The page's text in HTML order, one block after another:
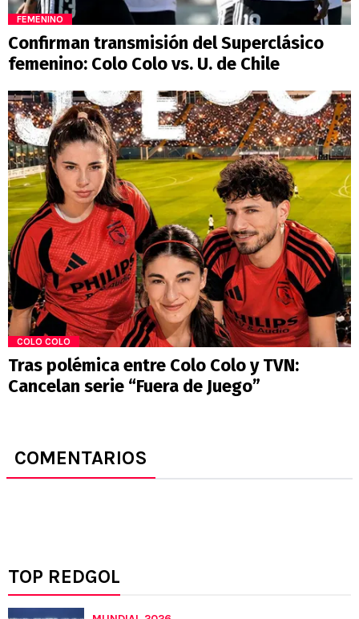
FEMENINO
Confirman transmisión del Superclásico
femenino: Colo Colo vs. U. de Chile
COLO COLO
Tras polémica entre Colo Colo y TVN:
Cancelan serie “Fuera de Juego”
COMENTARIOS
TOP REDGOL